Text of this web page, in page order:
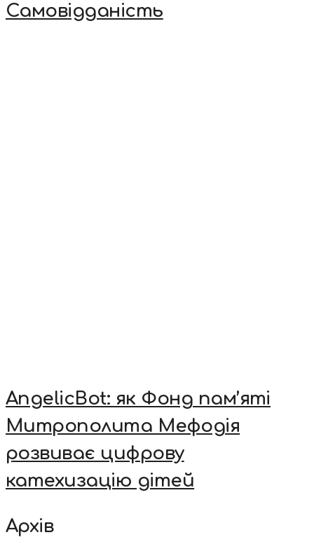
Самовідданість
AngelicBot: як Фонд пам’яті
Митрополита Мефодія
розвиває цифрову
катехизацію дітей
Архів